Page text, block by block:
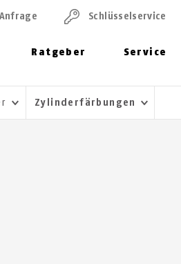
Ratgeber Service
Anfrage Schlüssel­service
Zylinderfärbungen